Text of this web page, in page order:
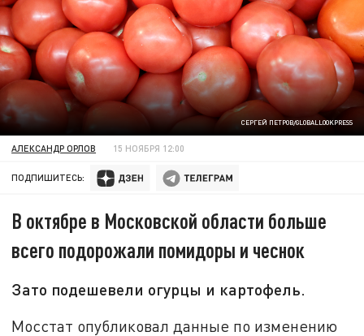
СЕРГЕЙ ПЕТРОВ/GLOBALLOOKPRESS
АЛЕКСАНДР ОРЛОВ 15 НОЯБРЯ 12:00
ПОДПИШИТЕСЬ:
В октябре в Московской области больше
всего подорожали помидоры и чеснок
Зато подешевели огурцы и картофель.
Мосстат опубликовал данные по изменению